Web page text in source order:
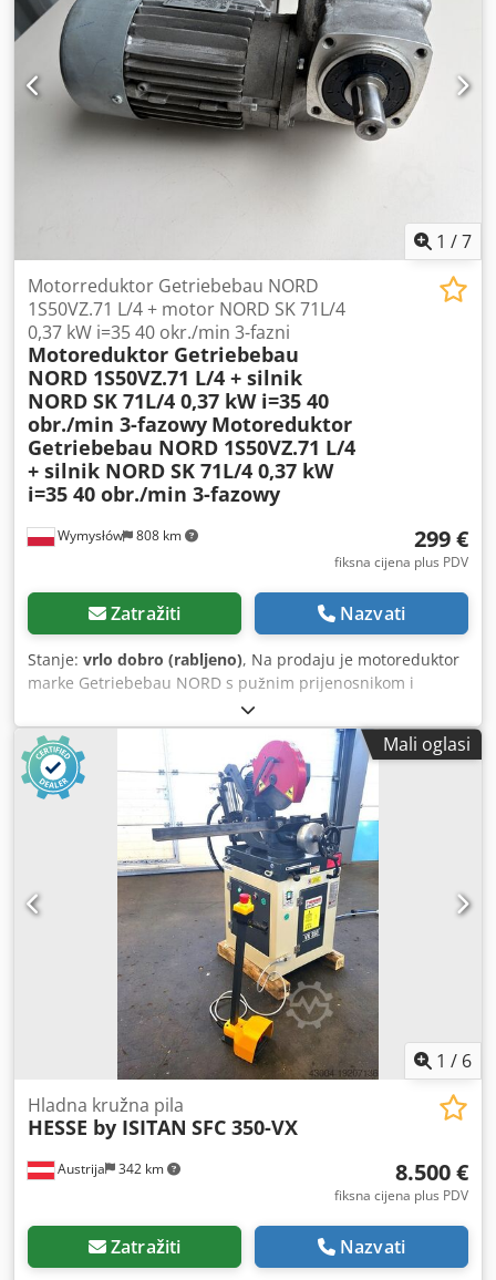
(cos φ): 0,82–0,75 Stupanj zaštite: IP54 Klasa izolacije: F
1 /7
Wymysłów 808 km
Motorreduktor Getriebebau NORD
1S50VZ.71 L/4 + motor NORD SK 71L/4
0,37 kW i=35 40 okr./min 3-fazni
Motoreduktor Getriebebau
NORD 1S50VZ.71 L/4 + silnik
NORD SK 71L/4 0,37 kW i=35 40
obr./min 3-fazowy Motoreduktor
Getriebebau NORD 1S50VZ.71 L/4
+ silnik NORD SK 71L/4 0,37 kW
i=35 40 obr./min 3-fazowy
299 €
fiksna cijena plus PDV
Zatražiti Nazvati
Stanje: vrlo dobro (rabljeno), Na prodaju je motoreduktor
marke Getriebebau NORD s pužnim prijenosnikom i
trofaznim motorom. Uređaj je u potpunosti ispravan,
testiran i spreman za rad. Tehničko stanje vrlo je dobro,
vizualno pokazuje normalne tragove korištenja.
Motoreduktor je idealan za pogon transportnih traka,
dozera, industrijskih strojeva, miješalica i drugih uređaja
koji zahtijevaju veliki moment pri niskim brzinama.
Tehnički podaci: Dedpfxeznk U Es Aivsck Proizvođač
prijenosnika: Getriebebau NORD Tip prijenosnika:
1S50VZ.71 L/4 Prijenosni omjer: i = 35,00 Izlazna brzina: 40
o/min Proizvođač motora: NORD Tip motora: SK 71L/4
Snaga: 0,37 kW Napajanje: 230/400 V Δ/Y (50 Hz) 265/460 V
Δ/Y (60 Hz) Brzina motora: 1360 o/min (50 Hz) 1630 o/min
(60 Hz) Stupanj zaštite: IP55 Klasa izolacije: F Način rada:
Mali oglasi
1 / 6
Austrija 342 km
Hladna kružna pila
HESSE by ISITAN SFC 350-VX
8.500 €
fiksna cijena plus PDV
Zatražiti Nazvati